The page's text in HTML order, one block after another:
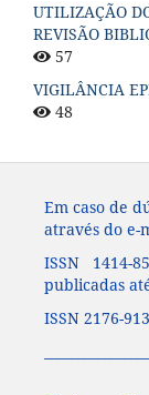
UTILIZAÇÃO
REVISÃO
57
VIGILÂNCIA
48
Em caso de
através do e-
ISSN 1414-
publicadas
ISSN 2176-